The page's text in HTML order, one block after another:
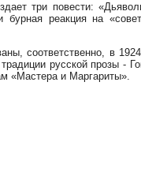
три повести:
реакция на
соответственно, в
русской прозы -
«Мастера и Маргариты».